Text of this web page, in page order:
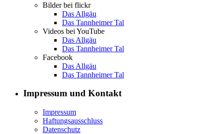
Bilder bei flickr
Das Allgäu
Das Tannheimer Tal
Videos bei YouTube
Das Allgäu
Das Tannheimer Tal
Facebook
Das Allgäu
Das Tannheimer Tal
Impressum und Kontakt
Impressum
Haftungsausschluss
Datenschutz